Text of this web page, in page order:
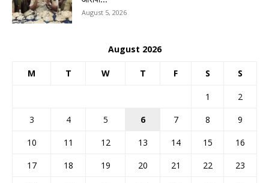
August 5, 2026
August 2026
M T W T F S S
1
2
3
4 5 6 7 8
9
10
11 12 13 14 15
16
17
18 19 20 21 22
23